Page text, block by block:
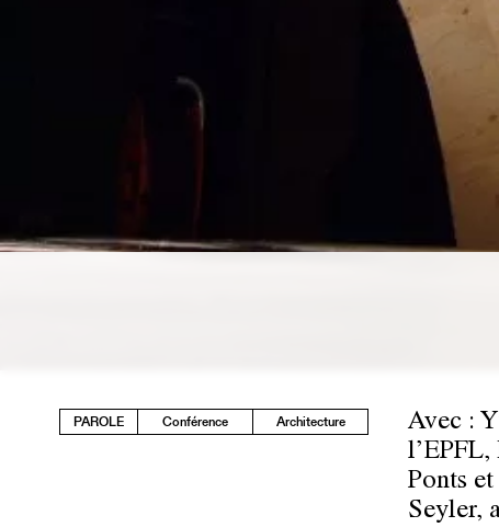
PAROLE Conférence Architecture
Avec :
Ponts
Seyler,